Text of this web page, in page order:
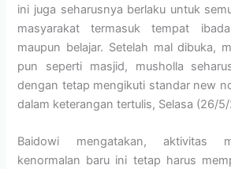
ini juga seharusnya berlaku untuk
masyarakat termasuk tempat
maupun belajar. Setelah mal dibuka,
pun seperti masjid, musholla
dengan tetap mengikuti standar new
dalam keterangan tertulis, Selasa (26/
Baidowi mengatakan, aktivitas
kenormalan baru ini tetap harus